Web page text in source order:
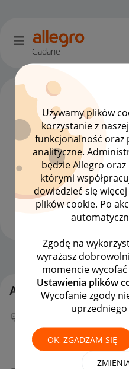
Używamy plików
korzystanie z
funkcjonalność oraz
analityczne.
będzie Allegro
którymi
dowiedzieć się
plików cookie. Po
Zgodę na
wyrażasz
momencie
Ustawienia plików
Wycofanie zgody
OK, ZGADZAM SIĘ
Gadane
#8
Strona Główna
Aktywność
Twój nowy wpis
Sprzedający o Allegro
:)‎14-03-202320:56